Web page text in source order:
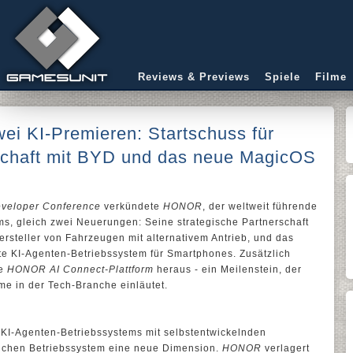
Reviews & Previews Spiele Filme
KI-Premieren: Startschuss für
mit BYD und das neue MagicOS
Conference verkündete HONOR, der weltweit führende
gleich zwei Neuerungen: Seine strategische Partnerschaft
von Fahrzeugen mit alternativem Antrieb, und das
KI-Agenten-Betriebssystem für Smartphones. Zusätzlich
HONOR AI Connect-Plattform heraus - ein Meilenstein, der
in der Tech-Branche einläutet.
Agenten-Betriebssystems mit selbstentwickelnden
Betriebssystem eine neue Dimension. HONOR verlagert